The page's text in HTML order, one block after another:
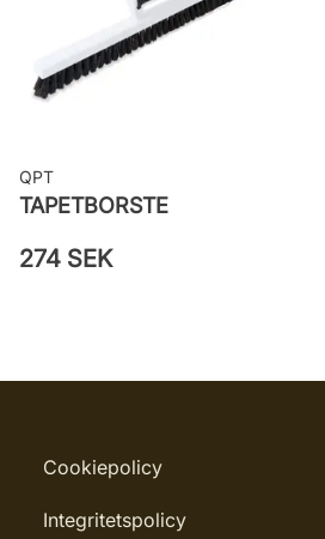
Leverantörens
QPT
TAPETBORSTE
274 SEK
Cookiepolicy
Integritetspolicy